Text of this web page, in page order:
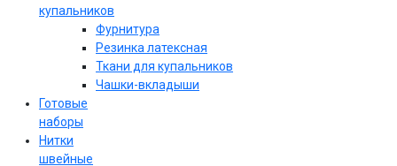
купальников
Фурнитура
Резинка латексная
Ткани для купальников
Чашки-вкладыши
Готовые
наборы
Нитки
швейные